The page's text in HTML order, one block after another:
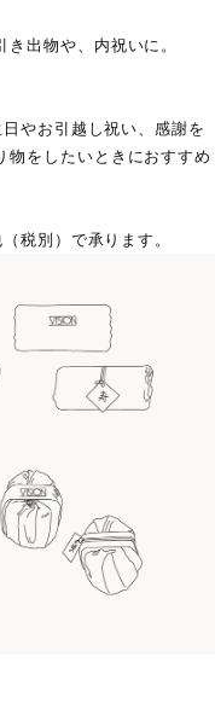
出物や、内祝いに。
やお引越し祝い、感謝を
物をしたいときにおすすめ
税別）で承ります。